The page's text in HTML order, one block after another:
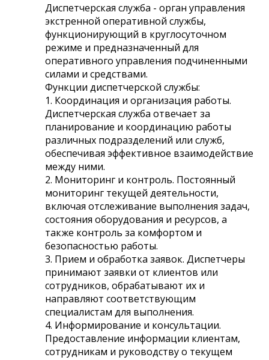
Диспетчерская служба - орган управления
экстренной оперативной службы,
функционирующий в круглосуточном
режиме и предназначенный для
оперативного управления подчиненными
силами и средствами.
Функции диспетчерской службы:
1. Координация и организация работы.
Диспетчерская служба отвечает за
планирование и координацию работы
различных подразделений или служб,
обеспечивая эффективное взаимодействие
между ними.
2. Мониторинг и контроль. Постоянный
мониторинг текущей деятельности,
включая отслеживание выполнения задач,
состояния оборудования и ресурсов, а
также контроль за комфортом и
безопасностью работы.
3. Прием и обработка заявок. Диспетчеры
принимают заявки от клиентов или
сотрудников, обрабатывают их и
направляют соответствующим
специалистам для выполнения.
4. Информирование и консультации.
Предоставление информации клиентам,
сотрудникам и руководству о текущем